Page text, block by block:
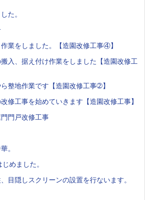
た。
業をしました。【造園改修工事④】
入、据え付け作業をしました【造園改修工
整地作業です【造園改修工事➁】
修工事を始めていきます【造園改修工事】
門戸改修工事
。
めました。
目隠しスクリーンの設置を行ないます。